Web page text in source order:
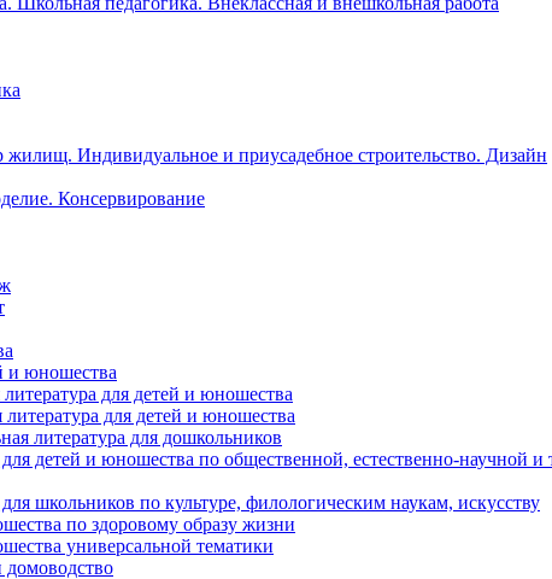
жилищ. Индивидуальное и приусадебное строительство. Дизайн
Консервирование
и юношества
для детей и юношества
для детей и юношества
литература для дошкольников
для детей и юношества по общественной, естественно-научной и
школьников по культуре, филологическим наукам, искусству
по здоровому образу жизни
универсальной тематики
домоводство